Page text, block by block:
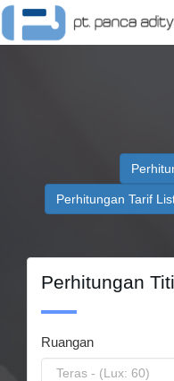
Perhitungan Tarif
Perhitungan
Ruangan